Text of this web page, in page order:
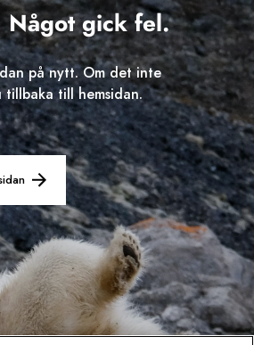
Något gick fel.
på nytt. Om det inte
till hemsidan.